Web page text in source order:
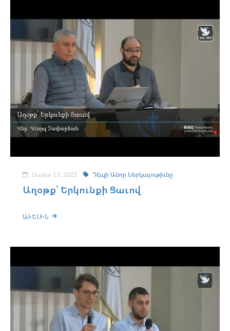
Մարտ 13, 2022 Դէպի Անոր Ներկայութիւնը
Աղօթք՝ Երկունքի Ցաւով
ԱՒԵԼԻՆ